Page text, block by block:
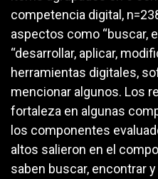
competencia digital,
aspectos como “buscar,
“desarrollar, aplicar,
herramientas digitales,
mencionar algunos. Los
fortaleza en algunas
los componentes
altos salieron en el
saben buscar, encontrar